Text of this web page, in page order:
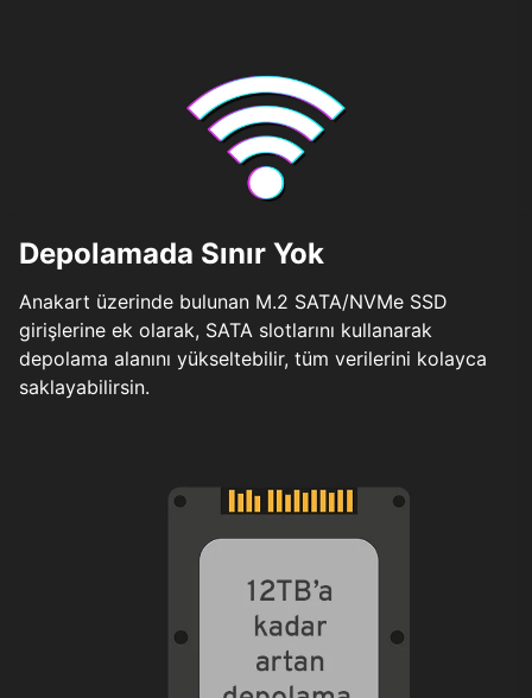
Depolamada Sınır Yok
Anakart üzerinde bulunan M.2 SATA/NVMe SSD
girişlerine ek olarak, SATA slotlarını kullanarak
depolama alanını yükseltebilir, tüm verilerini kolayca
saklayabilirsin.